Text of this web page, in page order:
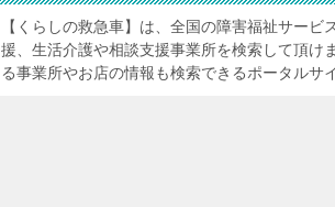
【くらしの救急車】は、全国の障害福祉サー
援、生活介護や相談支援事業所を検索して頂け
る事業所やお店の情報も検索できるポータルサ